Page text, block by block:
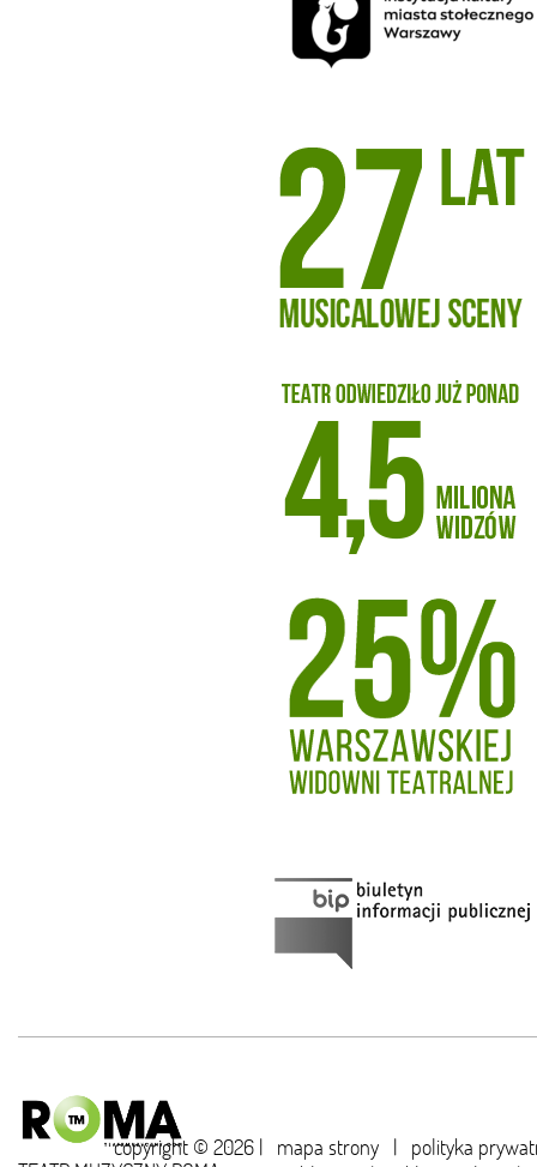
copyright © 2026 | mapa strony | polityka